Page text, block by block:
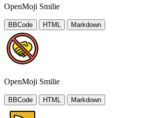
OpenMoji Smilie
BBCode HTML Markdown
OpenMoji Smilie
BBCode HTML Markdown